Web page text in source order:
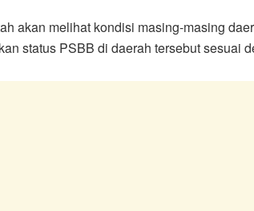
akan melihat kondisi masing-masing
status PSBB di daerah tersebut sesuai